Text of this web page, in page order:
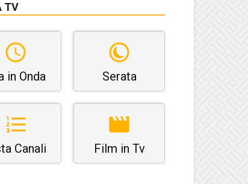
TV
in Onda Serata
Canali Film in Tv